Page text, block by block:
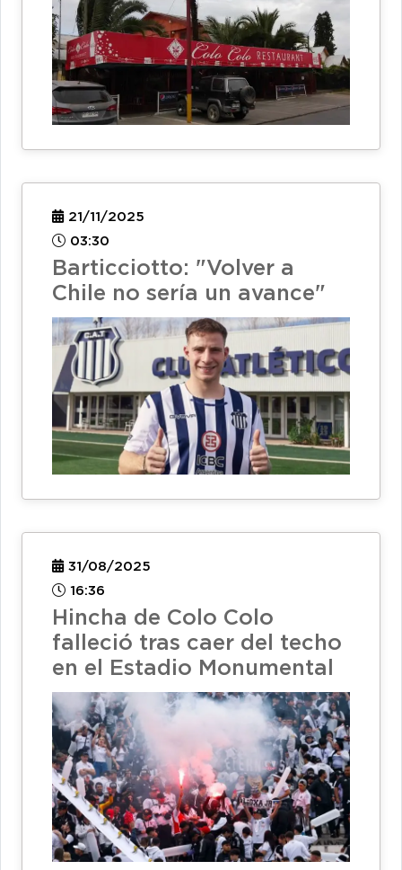
21/11/2025
03:30
Barticciotto: "Volver a
Chile no sería un avance"
31/08/2025
16:36
Hincha de Colo Colo
falleció tras caer del techo
en el Estadio Monumental